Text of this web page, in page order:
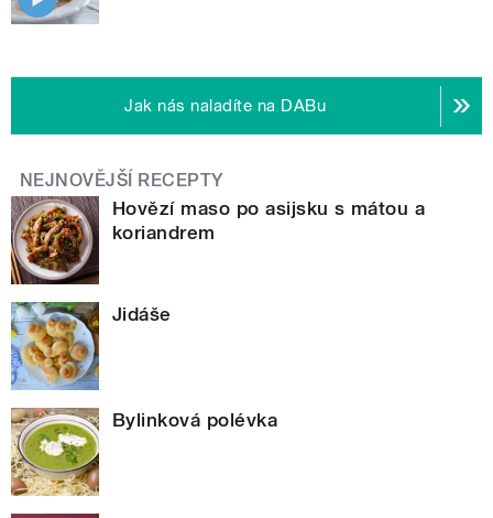
Jak nás naladíte na DABu
NEJNOVĚJŠÍ RECEPTY
Hovězí maso po asijsku s mátou a
koriandrem
Jidáše
Bylinková polévka